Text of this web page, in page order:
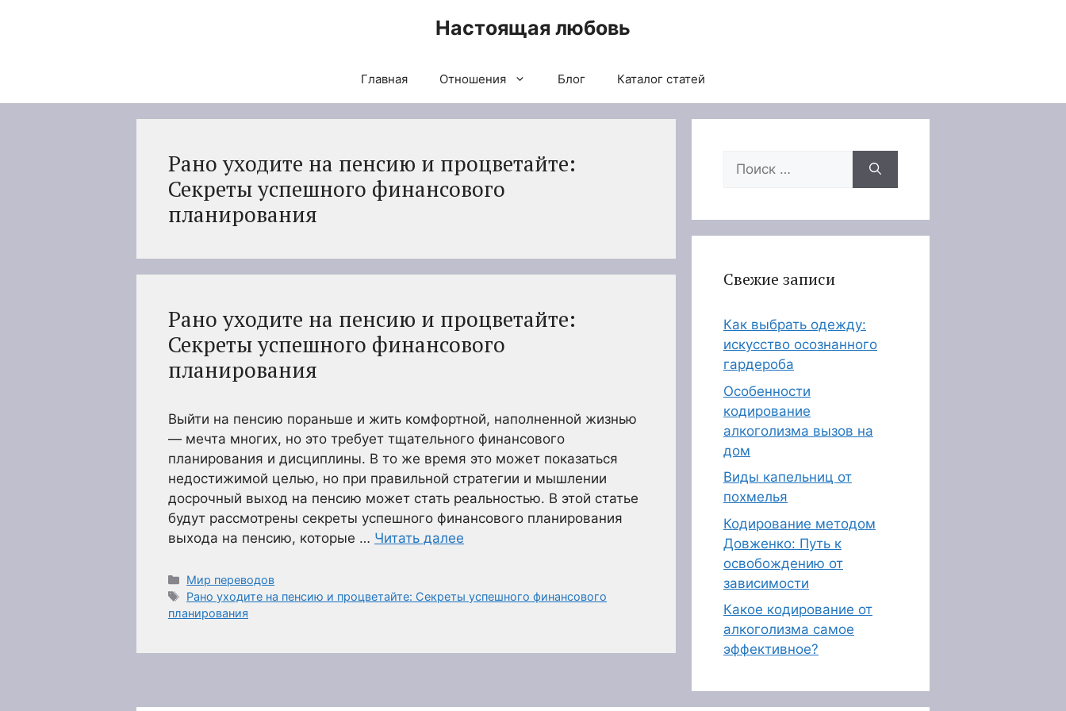
Настоящая любовь
Главная Отношения Блог Каталог статей
Рано уходите на пенсию и процветайте:
Секреты успешного финансового
планирования
Рано уходите на пенсию и процветайте:
Секреты успешного финансового
планирования
Выйти на пенсию пораньше и жить комфортной, наполненной жизнью
— мечта многих, но это требует тщательного финансового
планирования и дисциплины. В то же время это может показаться
недостижимой целью, но при правильной стратегии и мышлении
досрочный выход на пенсию может стать реальностью. В этой статье
будут рассмотрены секреты успешного финансового планирования
выхода на пенсию, которые … Читать далее
Рубрики
Мир переводов
Метки
Рано уходите на пенсию и процветайте: Секреты успешного финансового
планирования
Поиск:
Свежие записи
Как выбрать одежду:
искусство осознанного
гардероба
Особенности
кодирование
алкоголизма вызов на
дом
Виды капельниц от
похмелья
Кодирование методом
Довженко: Путь к
освобождению от
зависимости
Какое кодирование от
алкоголизма самое
эффективное?